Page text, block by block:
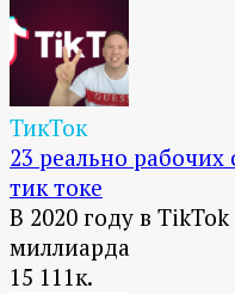
ТикТок
23 реально рабочих
тик токе
В 2020 году в
миллиарда
15 111к.